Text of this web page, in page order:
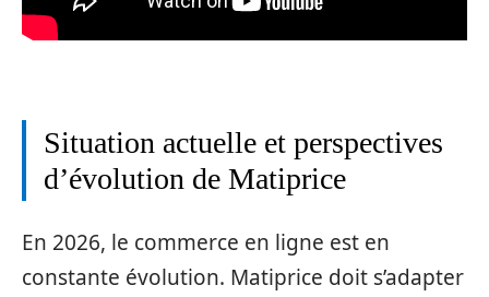
Situation actuelle et perspectives
d’évolution de Matiprice
En 2026, le commerce en ligne est en
constante évolution. Matiprice doit s’adapter